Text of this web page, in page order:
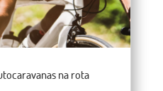
na rota